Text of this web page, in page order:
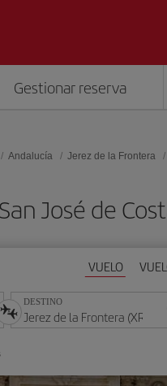
Gestionar reserva
Andalucía Jerez de la Frontera
José de
VUELO
DESTINO